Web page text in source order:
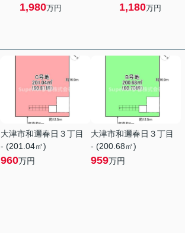
1,980万円 1,180万円
大津市和邇春日３丁目
- (201.04㎡)
960万円
大津市和邇春日３丁目
- (200.68㎡)
959万円